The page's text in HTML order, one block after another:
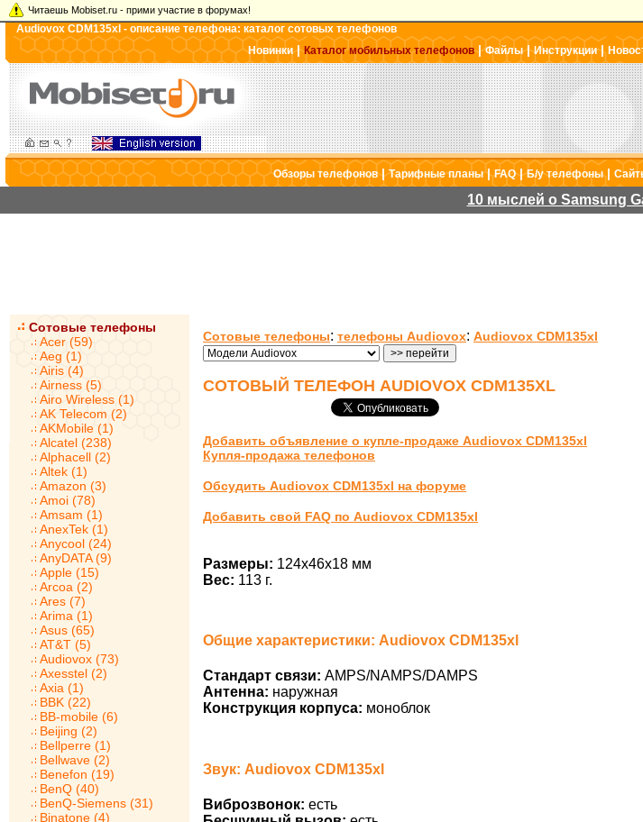
Читаешь Mobiset.ru - прими участие в форумах!
Audiovox CDM135xl - описание телефона: каталог сотовых телефонов
Новинки|Каталог мобильных телефонов|Файлы|Инструкции|
Обзоры телефонов|Тарифные планы|FAQ|Б/у телефоны|
10 мыслей о Samsung
Сотовые телефоны
Acer (59)
Aeg (1)
Airis (4)
Airness (5)
Airo Wireless (1)
AK Telecom (2)
AKMobile (1)
Alcatel (238)
Alphacell (2)
Altek (1)
Amazon (3)
Amoi (78)
Amsam (1)
AnexTek (1)
Anycool (24)
AnyDATA (9)
Apple (15)
Arcoa (2)
Ares (7)
Arima (1)
Asus (65)
AT&T (5)
Audiovox (73)
Axesstel (2)
Axia (1)
BBK (22)
BB-mobile (6)
Beijing (2)
Bellperre (1)
Bellwave (2)
Benefon (19)
BenQ (40)
BenQ-Siemens (31)
Binatone (4)
Сотовые телефоны: телефоны Audiovox: Audiovox CDM135xl
СОТОВЫЙ ТЕЛЕФОН AUDIOVOX CDM135XL
Добавить объявление о купле-продаже Audiovox CDM135xl
Купля-продажа телефонов
Обсудить Audiovox CDM135xl на форуме
Добавить свой FAQ по Audiovox CDM135xl
Размеры: 124x46x18 мм
Вес: 113 г.
Общие характеристики: Audiovox CDM135xl
Стандарт связи: AMPS/NAMPS/DAMPS
Антенна: наружная
Конструкция корпуса: моноблок
Звук: Audiovox CDM135xl
Виброзвонок: есть